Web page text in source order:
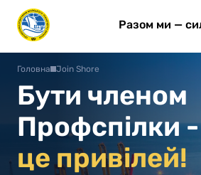
Разом ми —
Головна Join Shore
Бути членом
Профспілки -
це привілей!